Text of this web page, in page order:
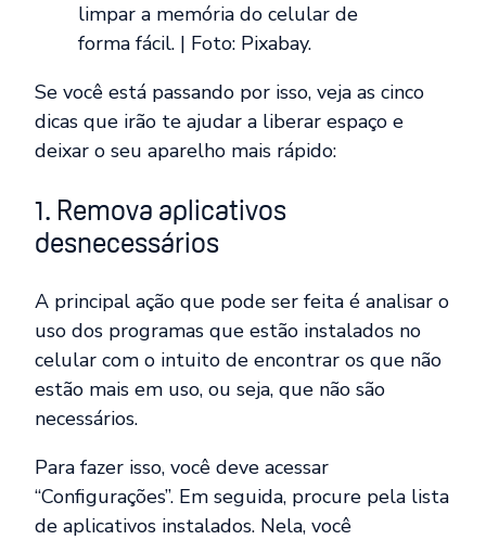
limpar a memória do celular de
forma fácil. | Foto: Pixabay.
Se você está passando por isso, veja as cinco
dicas que irão te ajudar a liberar espaço e
deixar o seu aparelho mais rápido:
1. Remova aplicativos
desnecessários
A principal ação que pode ser feita é analisar o
uso dos programas que estão instalados no
celular com o intuito de encontrar os que não
estão mais em uso, ou seja, que não são
necessários.
Para fazer isso, você deve acessar
“Configurações”. Em seguida, procure pela lista
de aplicativos instalados. Nela, você